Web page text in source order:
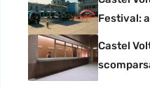
Festival:
Castel